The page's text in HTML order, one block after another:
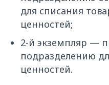
для списания
ценностей;
2-й экземпляр —
подразделению
ценностей.